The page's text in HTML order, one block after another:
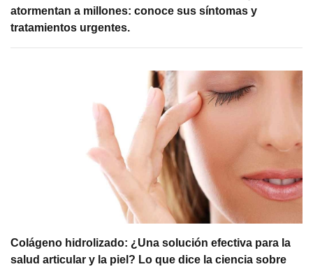
atormentan a millones: conoce sus síntomas y
tratamientos urgentes.
Colágeno hidrolizado: ¿Una solución efectiva para la
salud articular y la piel? Lo que dice la ciencia sobre